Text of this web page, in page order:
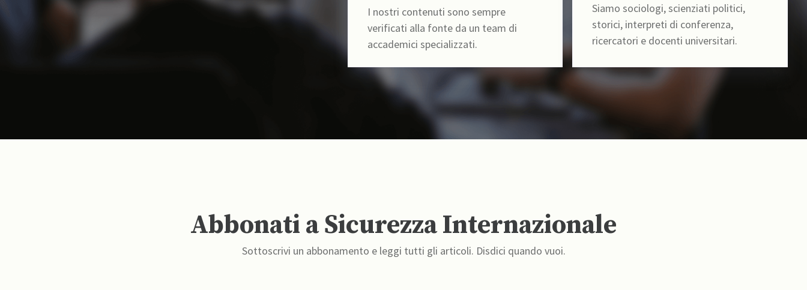
I nostri contenuti sono sempre
verificati alla fonte da un team di
accademici specializzati.
Siamo sociologi, scienziati politici,
storici, interpreti di conferenza,
ricercatori e docenti universitari.
Abbonati a Sicurezza Internazionale
Sottoscrivi un abbonamento e leggi tutti gli articoli. Disdici quando vuoi.